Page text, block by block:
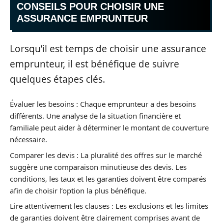
CONSEILS POUR CHOISIR UNE
ASSURANCE EMPRUNTEUR
Lorsqu’il est temps de choisir une assurance
emprunteur, il est bénéfique de suivre
quelques étapes clés.
Évaluer les besoins : Chaque emprunteur a des besoins
différents. Une analyse de la situation financière et
familiale peut aider à déterminer le montant de couverture
nécessaire.
Comparer les devis : La pluralité des offres sur le marché
suggère une comparaison minutieuse des devis. Les
conditions, les taux et les garanties doivent être comparés
afin de choisir l’option la plus bénéfique.
Lire attentivement les clauses : Les exclusions et les limites
de garanties doivent être clairement comprises avant de